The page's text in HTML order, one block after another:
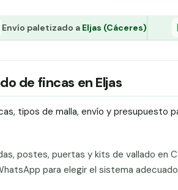
Envío paletizado a Eljas (Cáceres)
de fincas en Eljas
tipos de malla, envío y presupuesto
postes, puertas y kits de vallado en
para elegir el sistema